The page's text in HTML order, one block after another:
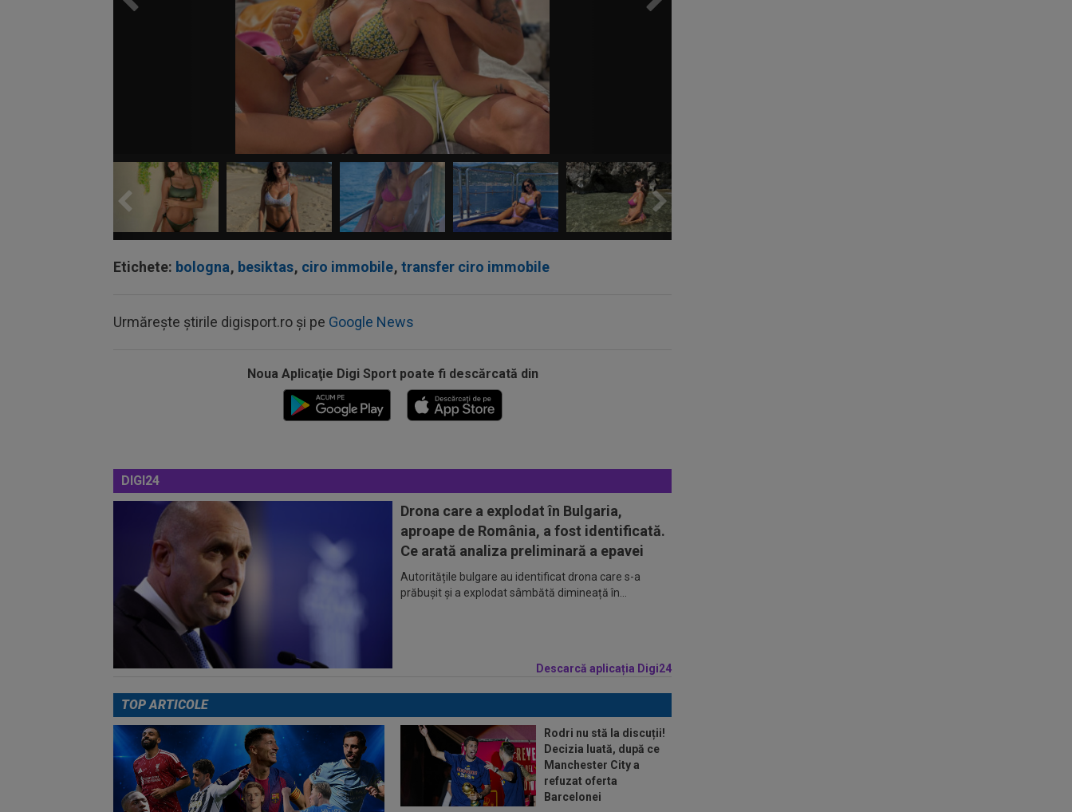
Etichete: bologna, besiktas, ciro immobile, transfer ciro immobile
Urmărește știrile digisport.ro și pe Google News
Noua Aplicaţie Digi Sport poate fi descărcată din
DIGI24
Drona care a explodat în Bulgaria,
aproape de România, a fost identificată.
Ce arată analiza preliminară a epavei
Autoritățile bulgare au identificat drona care s-a
prăbușit și a explodat sâmbătă dimineață în...
Descarcă aplicația Digi24
TOP ARTICOLE
Rodri nu stă la discuții!
Decizia luată, după ce
Manchester City a
refuzat oferta
Barcelonei